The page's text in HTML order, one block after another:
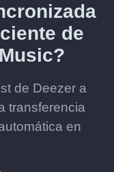
de
de Deezer a
transferencia
en